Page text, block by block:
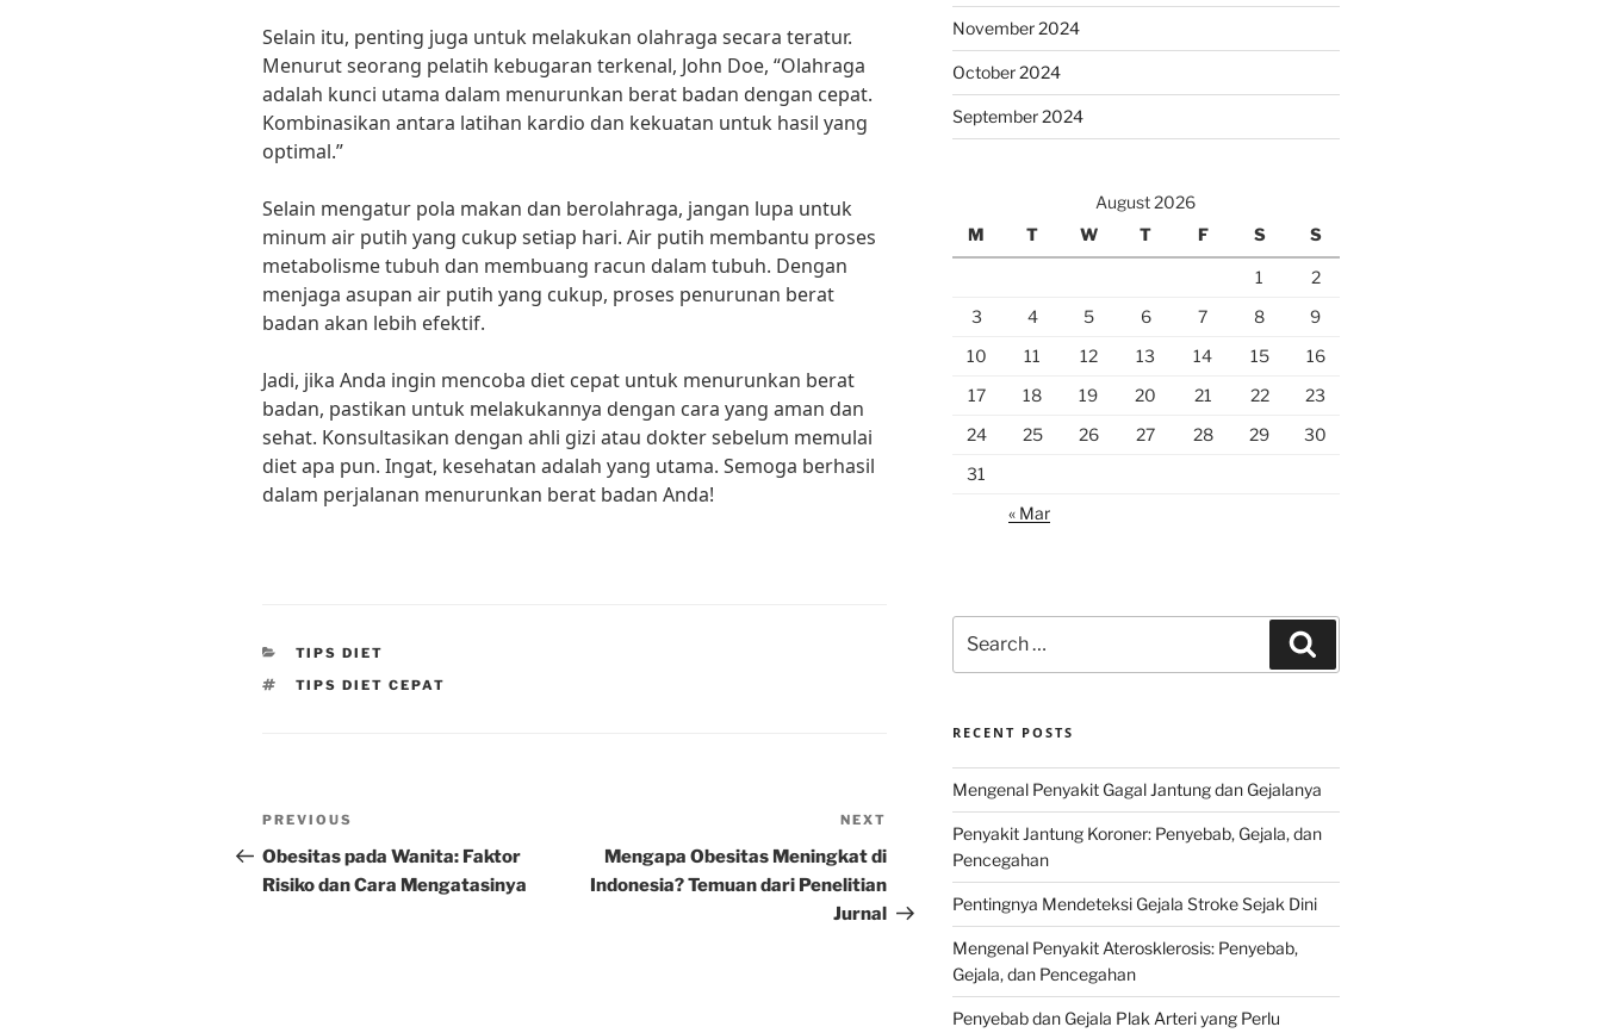
Selain itu, penting juga untuk melakukan olahraga secara teratur.
Menurut seorang pelatih kebugaran terkenal, John Doe, “Olahraga
adalah kunci utama dalam menurunkan berat badan dengan cepat.
Kombinasikan antara latihan kardio dan kekuatan untuk hasil yang
optimal.”
Selain mengatur pola makan dan berolahraga, jangan lupa untuk
minum air putih yang cukup setiap hari. Air putih membantu proses
metabolisme tubuh dan membuang racun dalam tubuh. Dengan
menjaga asupan air putih yang cukup, proses penurunan berat
badan akan lebih efektif.
Jadi, jika Anda ingin mencoba diet cepat untuk menurunkan berat
badan, pastikan untuk melakukannya dengan cara yang aman dan
sehat. Konsultasikan dengan ahli gizi atau dokter sebelum memulai
diet apa pun. Ingat, kesehatan adalah yang utama. Semoga berhasil
dalam perjalanan menurunkan berat badan Anda!
CATEGORIES
TIPS DIET
TAGS
TIPS DIET CEPAT
Post
navigation
Previous
Post
PREVIOUS
Obesitas pada Wanita: Faktor
Risiko dan Cara Mengatasinya
Post
NEXT
Mengapa Obesitas Meningkat di
Indonesia? Temuan dari Penelitian
Jurnal
November 2024
October 2024
September 2024
August 2026
M
T W T F S S
1
2
3
4 5 6 7 8
9
10
11 12 13 14 15
16
17
18 19 20 21 22
23
24
25 26 27 28 29
30
31
« Mar
for:
RECENT POSTS
Mengenal Penyakit Gagal Jantung dan Gejalanya
Penyakit Jantung Koroner: Penyebab, Gejala, dan
Pencegahan
Pentingnya Mendeteksi Gejala Stroke Sejak Dini
Mengenal Penyakit Aterosklerosis: Penyebab,
Gejala, dan Pencegahan
Penyebab dan Gejala Plak Arteri yang Perlu